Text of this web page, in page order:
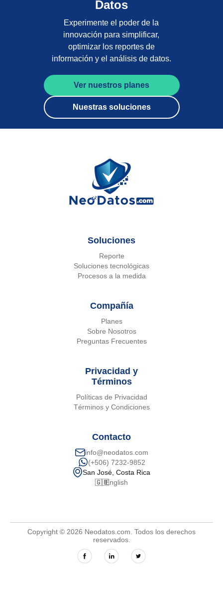
Datos
Experimente el poder de la
innovación para simplificar,
optimizar los reportes de
información y el análisis de datos.
Ver nuestros planes
Nuestras soluciones
Soluciones
Reporte
Soluciones tecnológicas
Procesos a la medida
Compañía
Planes
Sobre Nosotros
Preguntas Frecuentes
Privacidad y
Términos
Políticas de Privacidad
Términos y Condiciones
Contacto
info@neodatos.com
(+506) 7232-9852
San José, Costa Rica
🇬🇧English
Copyright © 2026 Neodatos.com. Todos los derechos
reservados.